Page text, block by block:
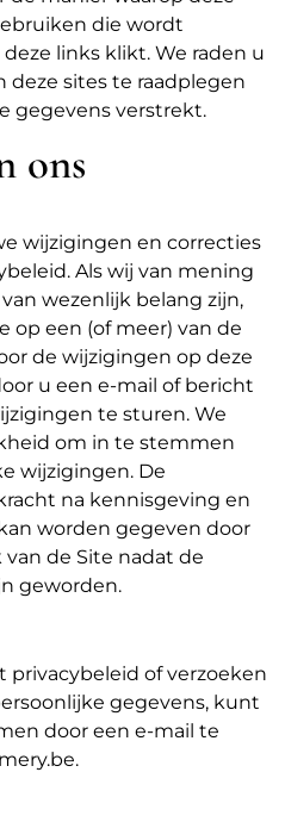
die wordt
links klikt. We raden u
deze sites te raadplegen
gegevens verstrekt.
ons
wijzigingen en correcties
Als wij van mening
wezenlijk belang zijn,
op een (of meer) van de
de wijzigingen op deze
u een e-mail of bericht
te sturen. We
om in te stemmen
wijzigingen. De
na kennisgeving en
worden gegeven door
de Site nadat de
geworden.
privacybeleid of verzoeken
gegevens, kunt
door een e-mail te